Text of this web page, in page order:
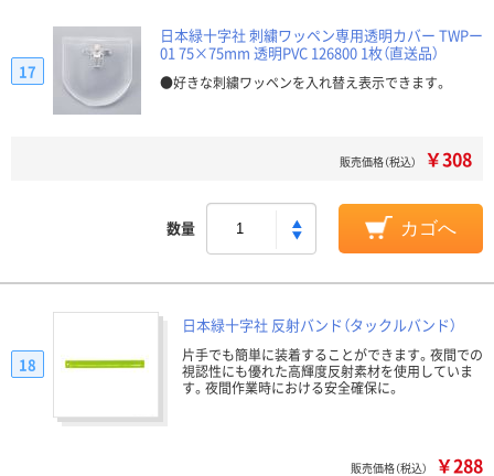
日本緑十字社 刺繍ワッペン専用透明カバー TWPー
01 75×75mm 透明PVC 126800 1枚（直送品）
●好きな刺繍ワッペンを入れ替え表示できます。
17
販売価格（税込） ￥308
数量 カゴへ
日本緑十字社 反射バンド（タックルバンド）
片手でも簡単に装着することができます。夜間での
視認性にも優れた高輝度反射素材を使用していま
す。夜間作業時における安全確保に。
18
販売価格（税込） ￥288